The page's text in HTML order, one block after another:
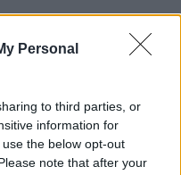
Personal
to third parties, or
information for
the below opt-out
note that after your
(22)
(67)